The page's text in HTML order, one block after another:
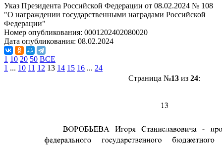
Указ Президента Российской Федерации от 08.02.2024 № 108
"О награждении государственными наградами Российской
Федерации"
Номер опубликования: 0001202402080020
Дата опубликования: 08.02.2024
1 10 20 50 ВСЕ
1 ... 10 11 12 13 14 15 16 ... 24
Страница №13из 24: